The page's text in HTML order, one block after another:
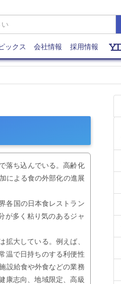
ックス 会社情報 採用情報
落ち込んでいる。高齢化
による食の外部化の進展
各国の日本食レストラン
が多く粘り気のあるジャ
大している。例えば、
温で日持ちのする利便性
設給食や外食などの業務
康志向、地域限定、高級